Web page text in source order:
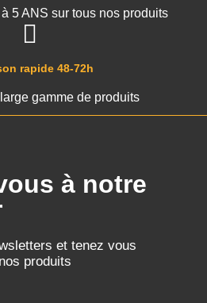
rapide 48-72h
gamme de produits
5 ANS sur tous nos produits
à notre
et tenez vous
produits